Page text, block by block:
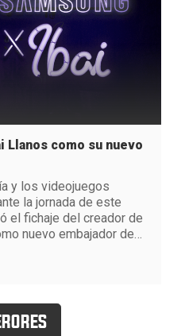
Llanos como su nuevo
y los videojuegos
la jornada de este
el fichaje del creador de
nuevo embajador de…